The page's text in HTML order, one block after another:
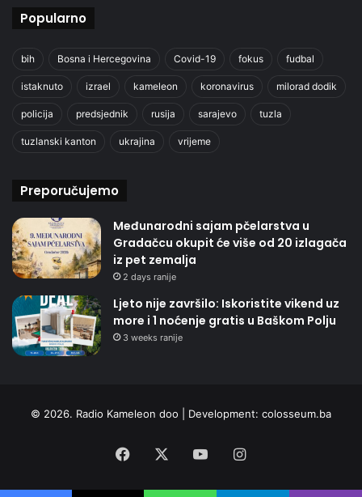
Popularno
bih Bosna i Hercegovina Covid-19 fokus fudbal
istaknuto izrael kameleon koronavirus milorad dodik
policija predsjednik rusija sarajevo tuzla
tuzlanski kanton ukrajina vrijeme
Preporučujemo
Međunarodni sajam pčelarstva u
Gradačcu okupit će više od 20 izlagača
iz pet zemalja
2 days ranije
Ljeto nije završilo: Iskoristite vikend uz
more i 1 noćenje gratis u Baškom Polju
3 weeks ranije
© 2026. Radio Kameleon doo | Development: colosseum.ba
Facebook YouTubeInstagram